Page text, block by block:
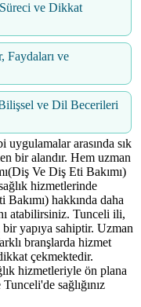
ve Dikkat
Faydaları ve
ve Dil Becerileri
uygulamalar arasında sık
bir alandır. Hem uzman
Ve Diş Eti Bakımı)
hizmetlerinde
Bakımı) hakkında daha
atabilirsiniz. Tunceli ili,
bir yapıya sahiptir. Uzman
branşlarda hizmet
çekmektedir.
hizmetleriyle ön plana
sağlığınız